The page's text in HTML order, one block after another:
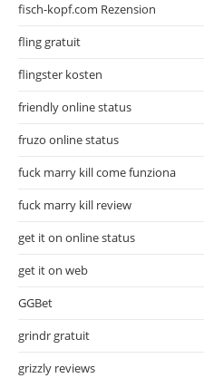
fisch-kopf.com Rezension
fling gratuit
flingster kosten
friendly online status
fruzo online status
fuck marry kill come funziona
fuck marry kill review
get it on online status
get it on web
GGBet
grindr gratuit
grizzly reviews